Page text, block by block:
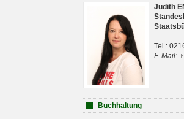
Judith
Tel.:
E-Mail:
Buchhaltung